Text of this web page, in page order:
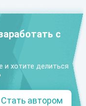
с
и хотите делиться
Стать автором